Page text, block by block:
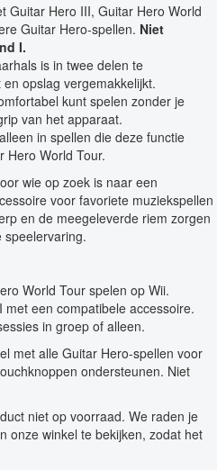
Guitar Hero III, Guitar Hero World
Guitar Hero-spellen. Niet
I.
is in twee delen te
opslag vergemakkelijkt.
kunt spelen zonder je
van het apparaat.
in spellen die deze functie
Hero World Tour.
wie op zoek is naar een
voor favoriete muziekspellen
en de meegeleverde riem zorgen
World Tour spelen op Wii.
een compatibele accessoire.
in groep of alleen.
met alle Guitar Hero-spellen voor
ondersteunen. Niet
niet op voorraad. We raden je
onze winkel te bekijken, zodat het